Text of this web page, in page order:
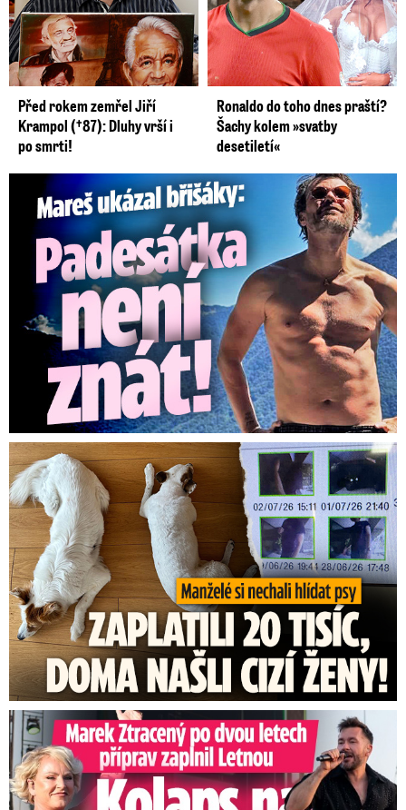
Před rokem zemřel Jiří
Krampol (†87): Dluhy vrší i
po smrti!
Ronaldo do toho dnes praští?
Šachy kolem »svatby
desetiletí«
Mareš v dokonalé formě ukázal břišáky: Padesátka není znát
Za hlídání psů zaplatili 20 tisíc, doma našli cizí ženy!
Marek Ztracený na Letné: Pártlová stopla koncert